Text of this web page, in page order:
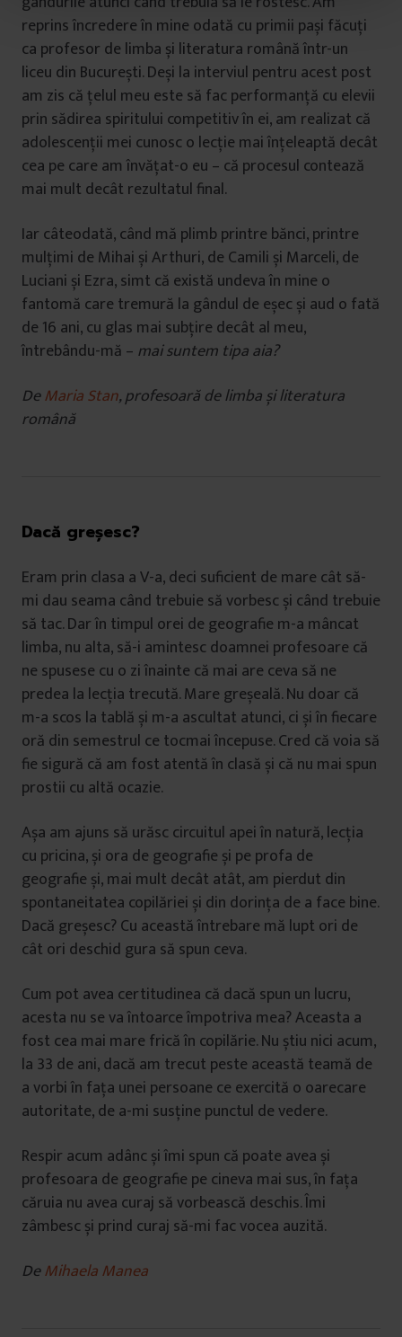
reprins încredere în mine odată cu primii pași făcuți
ca profesor de limba și literatura română într-un
liceu din București. Deși la interviul pentru acest post
am zis că țelul meu este să fac performanță cu elevii
prin sădirea spiritului competitiv în ei, am realizat că
adolescenții mei cunosc o lecție mai înțeleaptă decât
cea pe care am învățat-o eu – că procesul contează
mai mult decât rezultatul final.
Iar câteodată, când mă plimb printre bănci, printre
mulțimi de Mihai și Arthuri, de Camili și Marceli, de
Luciani și Ezra, simt că există undeva în mine o
fantomă care tremură la gândul de eșec și aud o fată
de 16 ani, cu glas mai subțire decât al meu,
întrebându-mă – mai suntem tipa aia?
DeMaria Stan, profesoară de limba și literatura
română
Dacă greșesc?
Eram prin clasa a V-a, deci suficient de mare cât să-
mi dau seama când trebuie să vorbesc și când trebuie
să tac. Dar în timpul orei de geografie m-a mâncat
limba, nu alta, să-i amintesc doamnei profesoare că
ne spusese cu o zi înainte că mai are ceva să ne
predea la lecția trecută. Mare greșeală. Nu doar că
m-a scos la tablă și m-a ascultat atunci, ci și în fiecare
oră din semestrul ce tocmai începuse. Cred că voia să
fie sigură că am fost atentă în clasă și că nu mai spun
prostii cu altă ocazie.
Așa am ajuns să urăsc circuitul apei în natură, lecția
cu pricina, și ora de geografie și pe profa de
geografie și, mai mult decât atât, am pierdut din
spontaneitatea copilăriei și din dorința de a face bine.
Dacă greșesc? Cu această întrebare mă lupt ori de
cât ori deschid gura să spun ceva.
Cum pot avea certitudinea că dacă spun un lucru,
acesta nu se va întoarce împotriva mea? Aceasta a
fost cea mai mare frică în copilărie. Nu știu nici acum,
la 33 de ani, dacă am trecut peste această teamă de
a vorbi în fața unei persoane ce exercită o oarecare
autoritate, de a-mi susține punctul de vedere.
Respir acum adânc și îmi spun că poate avea și
profesoara de geografie pe cineva mai sus, în fața
căruia nu avea curaj să vorbească deschis. Îmi
zâmbesc și prind curaj să-mi fac vocea auzită.
DeMihaela Manea